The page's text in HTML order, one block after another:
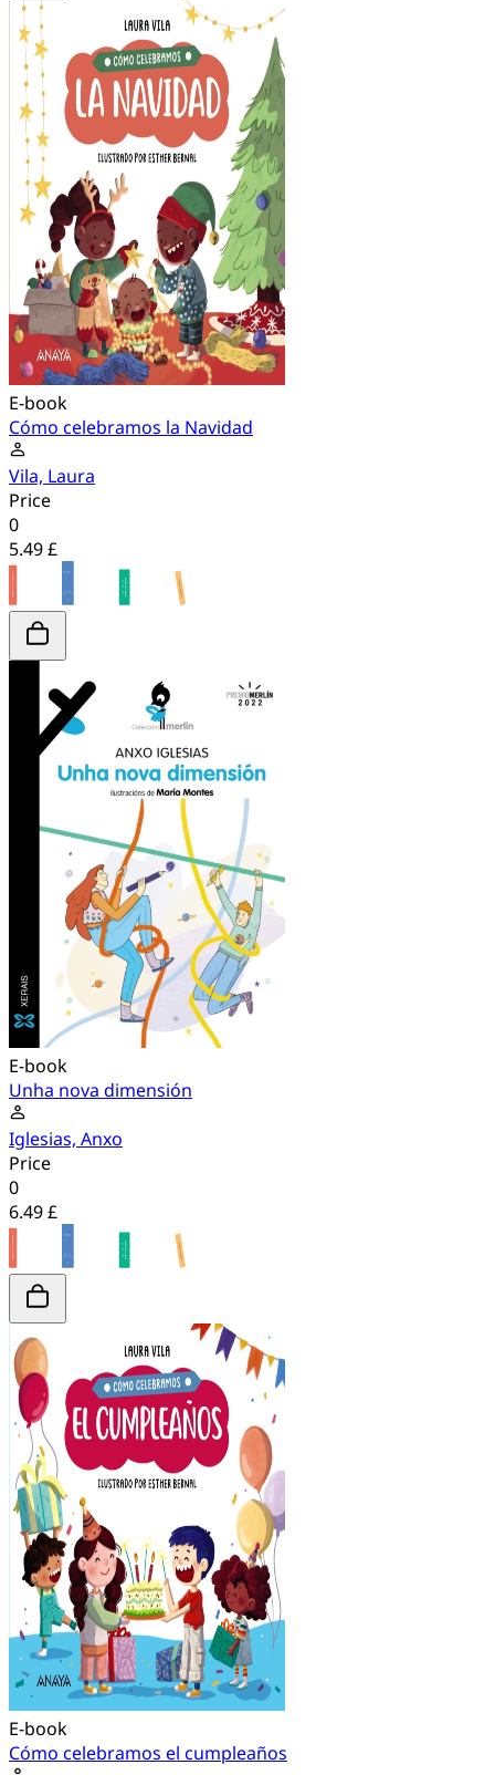
E-book
Cómo celebramos la Navidad
Vila, Laura
Price
0
5.49 £
E-book
Unha nova dimensión
Iglesias, Anxo
Price
0
6.49 £
E-book
Cómo celebramos el cumpleaños